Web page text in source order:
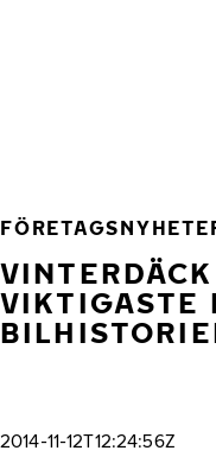
VIKTIGASTE
2014-11-12T12:24:56Z